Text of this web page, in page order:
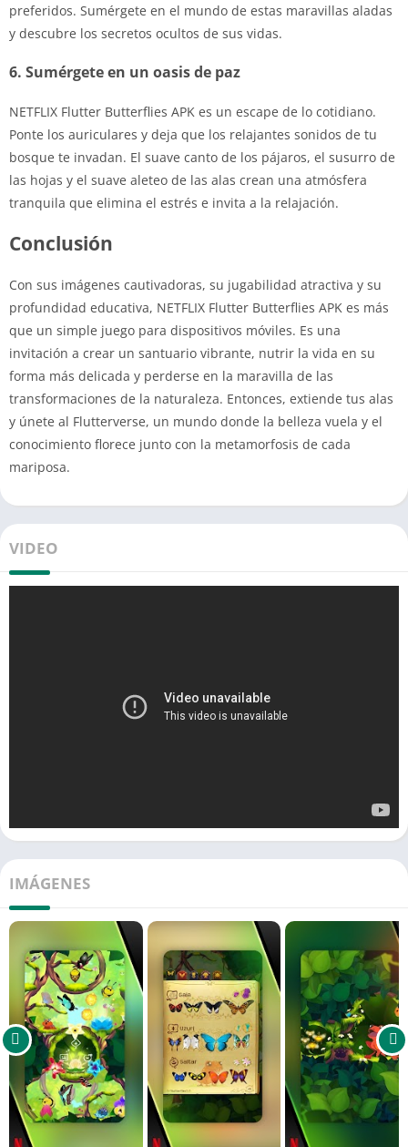
preferidos. Sumérgete en el mundo de estas maravillas aladas
y descubre los secretos ocultos de sus vidas.
6. Sumérgete en un oasis de paz
NETFLIX Flutter Butterflies APK es un escape de lo cotidiano.
Ponte los auriculares y deja que los relajantes sonidos de tu
bosque te invadan. El suave canto de los pájaros, el susurro de
las hojas y el suave aleteo de las alas crean una atmósfera
tranquila que elimina el estrés e invita a la relajación.
Conclusión
Con sus imágenes cautivadoras, su jugabilidad atractiva y su
profundidad educativa, NETFLIX Flutter Butterflies APK es más
que un simple juego para dispositivos móviles. Es una
invitación a crear un santuario vibrante, nutrir la vida en su
forma más delicada y perderse en la maravilla de las
transformaciones de la naturaleza. Entonces, extiende tus alas
y únete al Flutterverse, un mundo donde la belleza vuela y el
conocimiento florece junto con la metamorfosis de cada
mariposa.
VIDEO
IMÁGENES